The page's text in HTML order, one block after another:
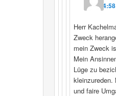
Herr
Zweck
mein Zweck
Mein
Lüge zu
kleinzureden.
und faire